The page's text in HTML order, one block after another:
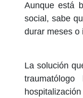
Aunque está
social, sabe
durar meses o
La solución